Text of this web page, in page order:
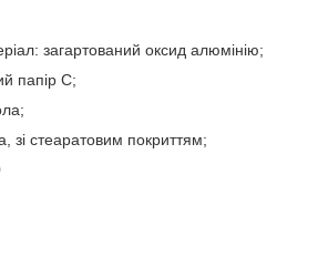
загартований оксид алюмінію;
папір С;
зі стеаратовим покриттям;